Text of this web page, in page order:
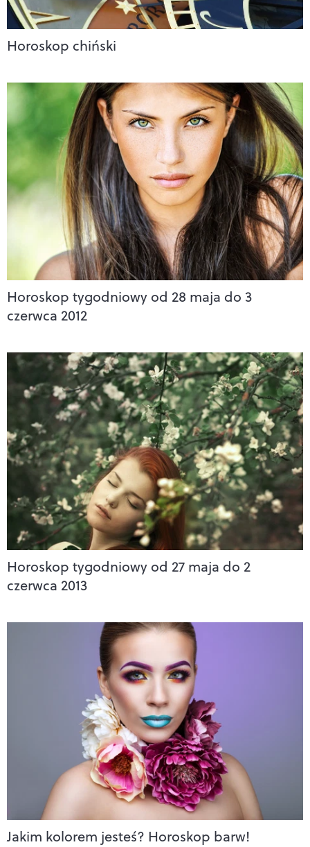
Horoskop chiński
Horoskop tygodniowy od 28 maja do 3
czerwca 2012
Horoskop tygodniowy od 27 maja do 2
czerwca 2013
Jakim kolorem jesteś? Horoskop barw!